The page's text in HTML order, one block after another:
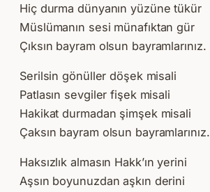
Hiç durma dünyanın yüzüne tükür
Müslümanın sesi münafıktan gür
Çıksın bayram olsun bayramlarınız.
Serilsin gönüller döşek misali
Patlasın sevgiler fişek misali
Hakikat durmadan şimşek misali
Çaksın bayram olsun bayramlarınız.
Haksızlık almasın Hakk’ın yerini
Aşsın boyunuzdan aşkın derini